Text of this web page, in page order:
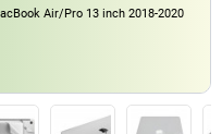
Air/Pro 13 inch 2018-2020